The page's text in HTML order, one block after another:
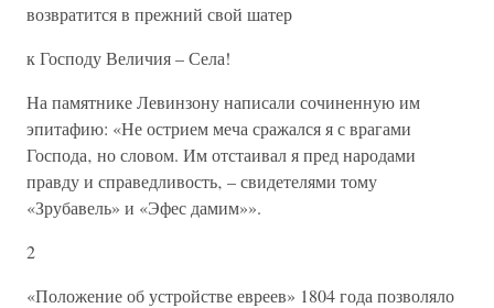
возвратится в прежний свой шатер
к Господу Величия – Села!
На памятнике Левинзону написали сочиненную им
эпитафию: «Не острием меча сражался я с врагами
Господа‚ но словом. Им отстаивал я пред народами
правду и справедливость‚ – свидетелями тому
«Зрубавель» и «Эфес дамим»».
2
«Положение об устройстве евреев» 1804 года позволяло